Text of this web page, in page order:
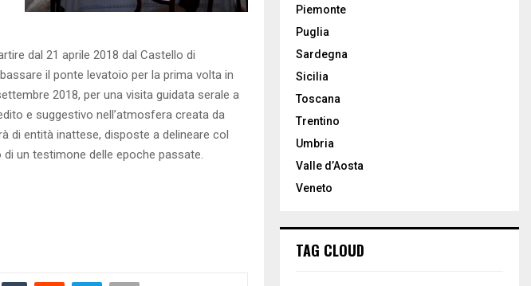
dal 21 aprile 2018 dal Castello di
il ponte levatoio per la prima volta in
2018, per una visita guidata serale a
e suggestivo nell’atmosfera creata da
di entità inattese, disposte a delineare col
un testimone delle epoche passate.
Piemonte
Puglia
Sardegna
Sicilia
Toscana
Trentino
Umbria
Valle d’Aosta
Veneto
TAG CLOUD